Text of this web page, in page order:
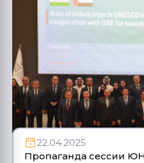
22.04.2025
Пропаганда сессии